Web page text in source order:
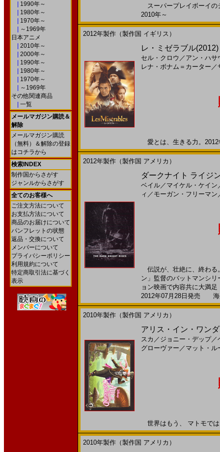
1990年～
1980年～
1970年～
～1969年
日本アニメ
2010年～
2000年～
1990年～
1980年～
1970年～
～1969年
その他関連商品
一覧
メールマガジン購読＆
解除
メールマガジン購読
（無料）＆解除の登録
はコチラから
検索INDEX
制作国からさがす
ジャンルからさがす
全てのお客様へ
ご注文方法について
お支払方法について
商品のお届けについて
パンフレットの状態
返品・交換について
メンバーについて
プライバシーポリシー
利用規約について
特定商取引法に基づく
表示
スーパープレイボーイ
2010年～
2012年製作（製作国 イギリス）
レ・ミゼラブル
セル・クロウ ／ アン・ハサ
レナ・ボナム＝カーター ／
愛とは、生きる力。
2012年製作（製作国 アメリカ）
ダークナイト ライジ
ベイル／ マイケル・ケイン
ィ ／ モーガン・フリーマン
伝説が、壮絶に、終わる
ン」監督のバットマンシ
ョン映画で内容共に大満
2012年07月28日発売 海
2010年製作（製作国 アメリカ）
アリス・イン・ワン
スカ ／ ジョニー・デップ／
グローヴァー ／ マット・ル
世界はもう、 マトモで
2010年製作（製作国 アメリカ）